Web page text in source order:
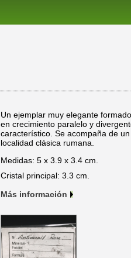
Un ejemplar muy elegante
en crecimiento paralelo y
característico. Se acompaña de
localidad clásica rumana.
Medidas: 5 x 3.9 x 3.4 cm.
Cristal principal: 3.3 cm.
Más información